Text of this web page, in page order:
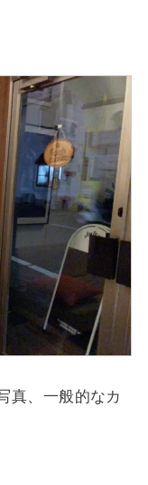
真、一般的なカ